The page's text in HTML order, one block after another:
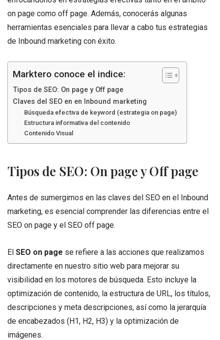
on page como off page. Además, conocerás algunas
herramientas esenciales para llevar a cabo tus estrategias
de Inbound marketing con éxito.
Marktero conoce el indice:
Tipos de SEO: On page y Off page
Claves del SEO en en Inbound marketing
Búsqueda efectiva de keyword (estrategia on page)
Estructura informativa del contenido
Contenido Visual
Tipos de SEO: On page y Off page
Antes de sumergirnos en las claves del SEO en el Inbound
marketing, es esencial comprender las diferencias entre el
SEO on page y el SEO off page.
El SEO on page se refiere a las acciones que realizamos
directamente en nuestro sitio web para mejorar su
visibilidad en los motores de búsqueda. Esto incluye la
optimización de contenido, la estructura de URL, los títulos,
descripciones y meta descripciones, así como la jerarquía
de encabezados (H1, H2, H3) y la optimización de
imágenes.